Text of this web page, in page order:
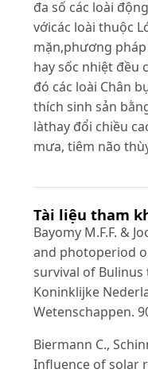
đa số các loài
vớicác loài thuộc
mặn,phương
hay sốc nhiệt đều
đó các loài Chân
thích sinh sản
làthay đổi chiều
mưa, tiêm não
Tài liệu tham
Bayomy M.F.F. &
and photoperiod
survival of
Koninklijke
Wetenschappen.
Biermann C.,
Influence of solar